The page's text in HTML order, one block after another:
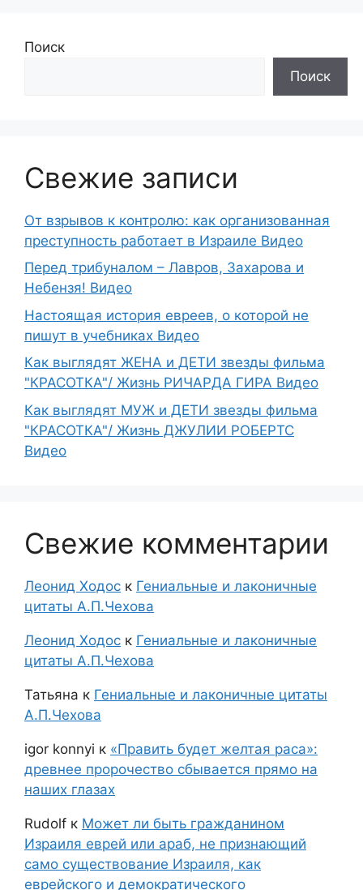
Поиск
Поиск
Свежие записи
От взрывов к контролю: как организованная
преступность работает в Израиле Видео
Перед трибуналом – Лавров, Захарова и
Небензя! Видео
Настоящая история евреев, о которой не
пишут в учебниках Видео
Как выглядят ЖЕНА и ДЕТИ звезды фильма
"КРАСОТКА"/ Жизнь РИЧАРДА ГИРА Видео
Как выглядят МУЖ и ДЕТИ звезды фильма
"КРАСОТКА"/ Жизнь ДЖУЛИИ РОБЕРТС
Видео
Свежие комментарии
Леонид Ходос к Гениальные и лаконичные
цитаты А.П.Чехова
Леонид Ходос к Гениальные и лаконичные
цитаты А.П.Чехова
Татьяна к Гениальные и лаконичные цитаты
А.П.Чехова
igor konnyi к «Править будет желтая раса»:
древнее пророчество сбывается прямо на
наших глазах
Rudolf к Может ли быть гражданином
Израиля еврей или араб, не признающий
само существование Израиля, как
еврейского и демократического